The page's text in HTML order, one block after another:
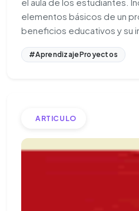
elementos básicos de un
beneficios educativos y su
#AprendizajeProyectos
ARTICULO